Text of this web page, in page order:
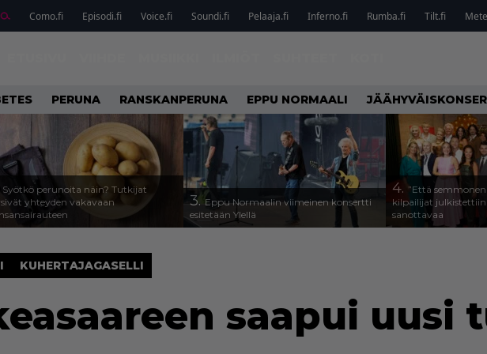
Como.fi Episodi.fi Voice.fi Soundi.fi Pelaaja.fi Inferno.fi Rumba.fi Tilt.fi
PERUNA RANSKANPERUNA EPPU NORMAALI
Syötkö perunoita näin? Tutkijat
yhteyden vakavaan
3. Eppu Normaalin viimeinen konsertti
esitetään Ylellä
4. ”Että semmonen
kilpailijat julkistettiin
sanottavaa
KUHERTAJAGASELLI
saapui uusi